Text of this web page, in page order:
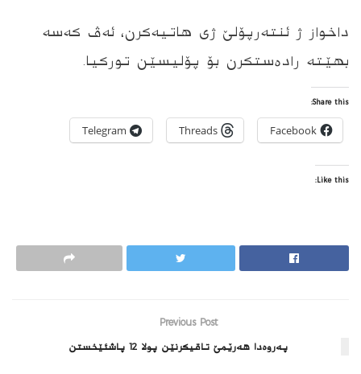
داخواز ژ ئنته‌رپۆلێ ژى هاتیه‌كرن، ئه‌ڤ كه‌سه‌
بهێته‌ راده‌ستكرن بۆ پۆلیسێن توركیا.
Share this:
Facebook
Threads
Telegram
Like this:
Previous Post
په‌روه‌دا هه‌رێمێ تاقیكرنێن پولا 12 پاشئێخستن